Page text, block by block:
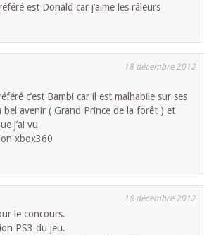
est Donald car j’aime les râleurs
18 décembre 2012
c’est Bambi car il est malhabile sur ses
bel avenir ( Grand Prince de la forêt ) et
j’ai vu
xbox360
18 décembre 2012
le concours.
PS3 du jeu.